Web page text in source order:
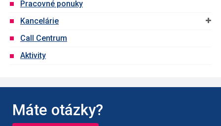
Pracovné ponuky
Kancelárie
Call Centrum
Aktivity
Máte otázky?